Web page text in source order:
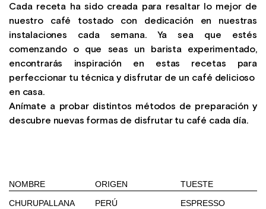
Cada receta ha sido creada para resaltar lo mejor de
nuestro café tostado con dedicación en nuestras
instalaciones cada semana. Ya sea que estés
comenzando o que seas un barista experimentado,
encontrarás inspiración en estas recetas para
perfeccionar tu técnica y disfrutar de un café delicioso
en casa.
Anímate a probar distintos métodos de preparación y
descubre nuevas formas de disfrutar tu café cada día.
NOMBRE ORIGEN
TUESTE
CHURUPALLANA
PERÚ ESPRESSO